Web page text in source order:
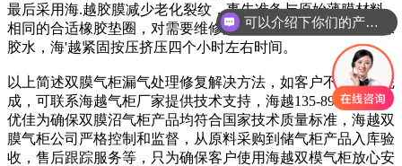
最后采用海.越胶膜减少老化裂纹，事先准备与原始薄膜材料
相同的合适橡胶垫圈，对需要维修的零件进行打磨并均匀涂抹
胶水，海'越紧固按压挤压四个小时左右时间。
以上简述双膜气柜漏气处理修复解决方法，如客户不能自己完
成，可联系海越气柜厂家提供技术支持，海越135-8926-0514
优佳为确保双膜沼气柜产品均符合国家技术质量标准，海越双
膜气柜公司严格控制和监督，从原料采购到储气柜产品入库验
收，售后跟踪服务等，只为确保客户使用海越双模气柜放心安
可以介绍下你们的产品么？